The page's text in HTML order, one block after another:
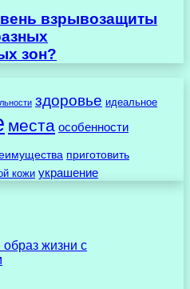
взрывозащиты
зон?
здоровье идеальное
места особенности
приготовить
кожи украшение